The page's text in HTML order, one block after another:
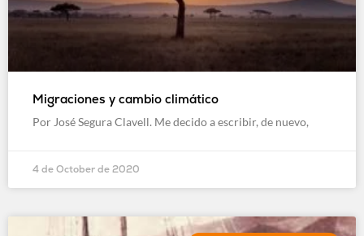
Migraciones y cambio climático
Por José Segura Clavell. Me decido a escribir, de nuevo,
4 de October de 2020